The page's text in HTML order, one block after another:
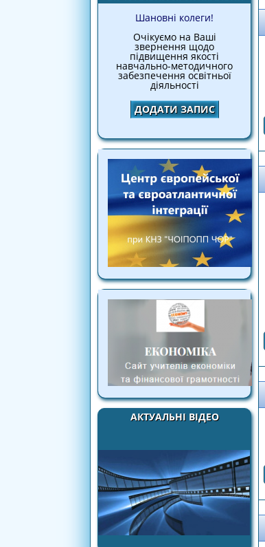
Шановні колеги!
Очікуємо на Ваші
звернення щодо
підвищення якості
навчально-методичного
забезпечення освітньої
діяльності
ДОДАТИ ЗАПИС
АКТУАЛЬНІ ВІДЕО